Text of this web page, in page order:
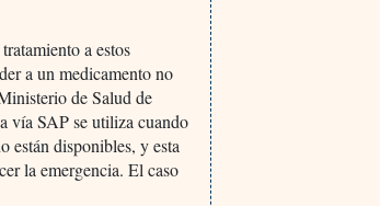
a estos
a un medicamento no
de Salud de
vía SAP se utiliza cuando
están disponibles, y esta
la emergencia. El caso